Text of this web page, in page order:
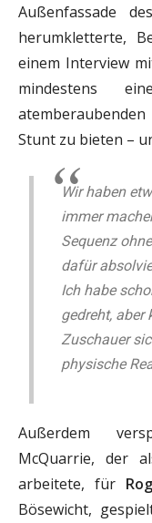
Außenfassade
herumkletterte,
einem Interview
mindestens
Stunt zu bieten –
Wir haben
immer
Sequenz
dafür
Ich habe
gedreht, aber
Zuschauer
physische
Außerdem
McQuarrie, der
arbeitete, für
Bösewicht,